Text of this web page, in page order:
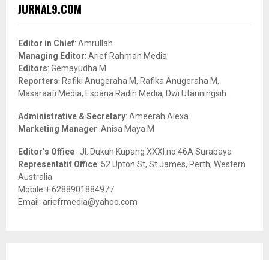
h
o
r
:
JURNAL9.COM
Editor in Chief: Amrullah
Managing Editor: Arief Rahman Media
Editors: Gemayudha M
Reporters: Rafiki Anugeraha M, Rafika Anugeraha M,
Masaraafi Media, Espana Radin Media, Dwi Utariningsih
Administrative & Secretary: Ameerah Alexa
Marketing Manager: Anisa Maya M
Editor’s Office : Jl. Dukuh Kupang XXXI no.46A Surabaya
Representatif Office: 52 Upton St, St James, Perth, Western
Australia
Mobile:+ 6288901884977
Email: ariefrmedia@yahoo.com